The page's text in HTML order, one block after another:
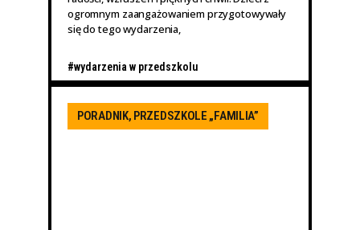
ogromnym zaangażowaniem przygotowywały
się do tego wydarzenia,
#wydarzenia w przedszkolu
PORADNIK, PRZEDSZKOLE „FAMILIA”